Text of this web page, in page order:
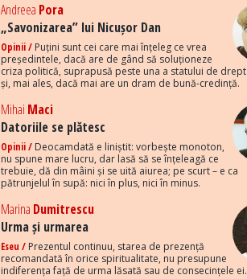
Andreea Pora
„Savonizarea” lui Nicușor Dan
Opinii / Puțini sunt cei care mai înțeleg ce vrea
președintele, dacă are de gând să soluționeze
criza politică, suprapusă peste una a statului de drept
și, mai ales, dacă mai are un dram de bună-credință.
Mihai Maci
Datoriile se plătesc
Opinii / Deocamdată e liniștit: vorbește monoton,
nu spune mare lucru, dar lasă să se înțeleagă ce
trebuie, dă din mâini și se uită aiurea; pe scurt – e ca
pătrunjelul în supă: nici în plus, nici în minus.
Marina Dumitrescu
Urma și urmarea
Eseu / Prezentul continuu, starea de prezență
recomandată în orice spiritualitate, nu presupune
indiferența față de urma lăsată sau de consecințele ei.